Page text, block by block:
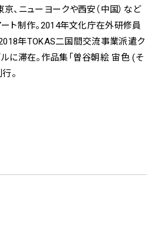
、ニューヨークや西安（中国）など
ト制作。2014年文化庁在外研修員
2018年TOKAS二国間交流事業派遣ク
に滞在。作品集「曽谷朝絵 宙色 (そ
。